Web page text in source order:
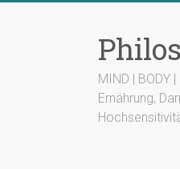
MIND | BODY
Ernährung,